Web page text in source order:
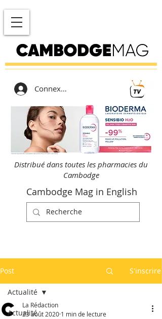
Connexion
Distribué dans toutes les pharmacies du
Cambodge
Cambodge Mag in English
Post S'inscrire
Actualité
Actualité
La Rédaction
23 août 2020 1 min de lecture